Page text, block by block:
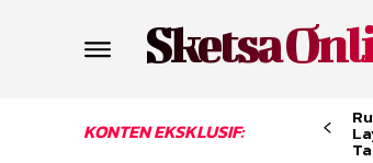
Sketsa
KONTEN EKSKLUSIF: